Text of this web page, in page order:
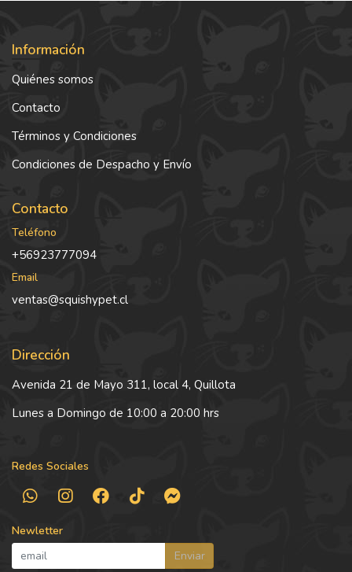
Información
Quiénes somos
Contacto
Términos y Condiciones
Condiciones de Despacho y Envío
Contacto
Teléfono
+56923777094
Email
ventas@squishypet.cl
Dirección
Avenida 21 de Mayo 311, local 4, Quillota
Lunes a Domingo de 10:00 a 20:00 hrs
Redes Sociales
Newletter
Enviar